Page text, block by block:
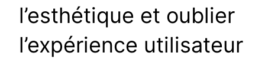
l’esthétique et oublier
l’expérience utilisateur